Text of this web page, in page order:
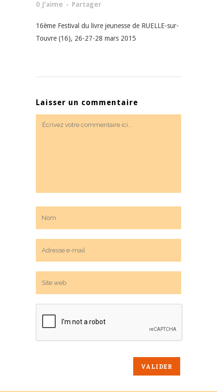
0 J'aime Partager
16ème Festival du livre jeunesse de RUELLE-sur-
Touvre (16), 26-27-28 mars 2015
Laisser un commentaire